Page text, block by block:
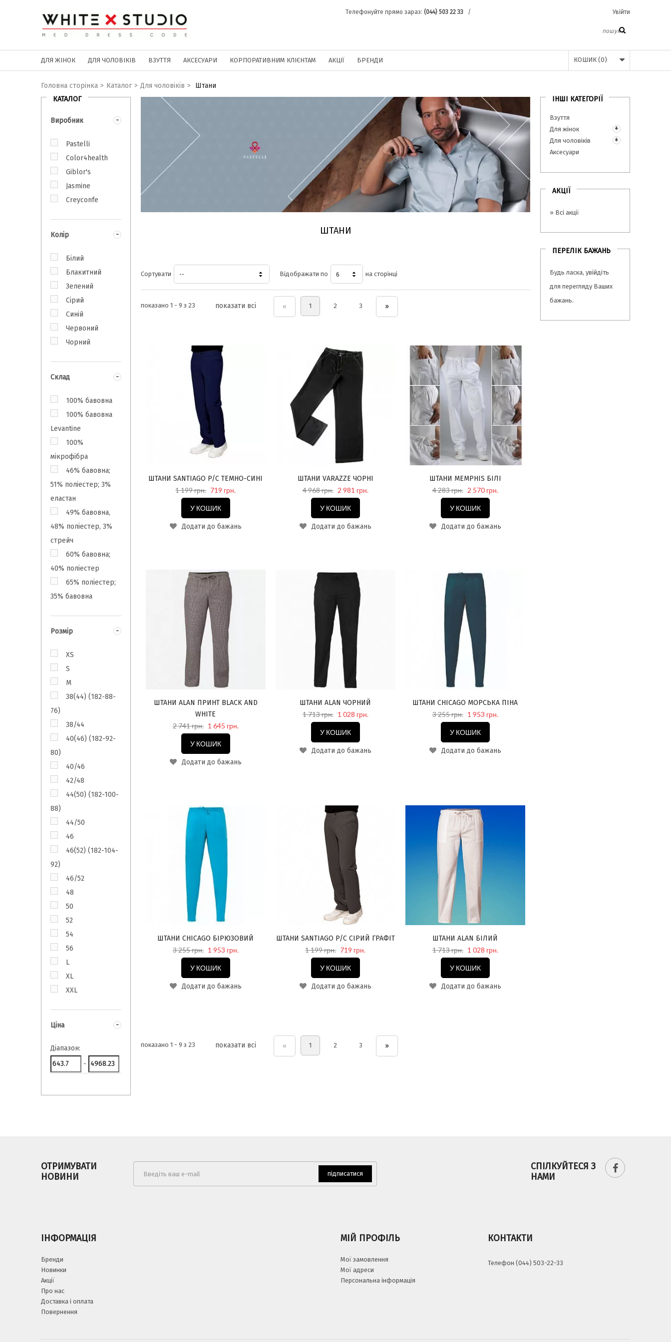
Телефонуйте прямо зараз: (044) 503 22 33 / Увійти
КОШИК (0)
ДЛЯ ЖІНОК ДЛЯ ЧОЛОВІКІВ ВЗУТТЯ АКСЕСУАРИ КОРПОРАТИВНИМ КЛІЄНТАМ АКЦІЇ БРЕНДИ
Головна сторінка > Каталог > Для чоловіків >
Штани
КАТАЛОГ
Виробник
Pastelli
Color4health
Giblor's
Jasmine
Сreyconfe
Колір
Білий
Блакитний
Зелений
Сірий
Синій
Червоний
Чорний
Склад
100% бавовна
100% бавовна
Levantinе
100%
мікрофібра
46% бавовна;
51% поліестер; 3%
еластан
49% бавовна,
48% поліестер, 3%
стрейч
60% бавовна;
40% поліестер
65% поліестер;
35% бавовна
Розмір
XS
S
M
38(44) (182-88-
76)
38/44
40(46) (182-92-
80)
40/46
42/48
44(50) (182-100-
88)
44/50
46
46(52) (182-104-
92)
46/52
48
50
52
54
56
L
XL
XXL
Ціна
Діапазон:
-
ШТАНИ
Сортувати -- Відображати по 6 на сторінці
показано 1 - 9 з 23 показати всі « 1 2 3 »
ШТАНИ SANTIAGO P/C ТЕМНО-СИНІ
1 199 грн. 719 грн.
У КОШИК
Додати до бажань
ШТАНИ VARAZZE ЧОРНІ
4 968 грн. 2 981 грн.
У КОШИК
Додати до бажань
ШТАНИ MEMPHIS БІЛІ
4 283 грн. 2 570 грн.
У КОШИК
Додати до бажань
ШТАНИ ALAN ПРИНТ BLACK AND
WHITE
2 741 грн. 1 645 грн.
У КОШИК
Додати до бажань
ШТАНИ ALAN ЧОРНИЙ
1 713 грн. 1 028 грн.
У КОШИК
Додати до бажань
ШТАНИ CHICAGO МОРСЬКА ПІНА
3 255 грн. 1 953 грн.
У КОШИК
Додати до бажань
ШТАНИ CHICAGO БІРЮЗОВИЙ
3 255 грн. 1 953 грн.
У КОШИК
Додати до бажань
ШТАНИ SANTIAGO P/C СІРИЙ ГРАФІТ
1 199 грн. 719 грн.
У КОШИК
Додати до бажань
ШТАНИ ALAN БІЛИЙ
1 713 грн. 1 028 грн.
У КОШИК
Додати до бажань
показано 1 - 9 з 23 показати всі « 1 2 3 »
ІНШІ КАТЕГОРІЇ
Взуття
Для жінок
Для чоловіків
Аксесуари
АКЦІЇ
» Всі акції
ПЕРЕЛІК БАЖАНЬ
Будь ласка, увійдіть
для перегляду Ваших
бажань.
ОТРИМУВАТИ
НОВИНИ
підписатися
СПІЛКУЙТЕСЯ З
НАМИ
ІНФОРМАЦІЯ
Бренди
Новинки
Акції
Про нас
Доставка і оплата
Повернення
МІЙ ПРОФІЛЬ
Мої замовлення
Мої адреси
Персональна інформація
КОНТАКТИ
Телефон (044) 503-22-33